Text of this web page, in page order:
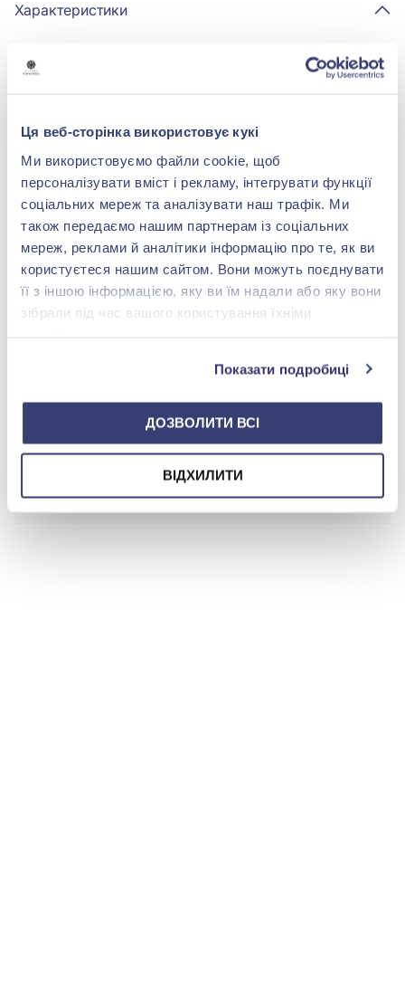
Ця веб-сторінка використовує кукі
Ми використовуємо файли cookie, щоб
персоналізувати вміст і рекламу, інтегрувати функції
соціальних мереж та аналізувати наш трафік. Ми
також передаємо нашим партнерам із соціальних
мереж, реклами й аналітики інформацію про те, як ви
користуєтеся нашим сайтом. Вони можуть поєднувати
її з іншою інформацією, яку ви їм надали або яку вони
зібрали під час вашого користування їхніми
Показати подробиці
ДОЗВОЛИТИ ВСІ
ВІДХИЛИТИ
Характеристики
Вставка: фианит/куб.цирконий
Покрытия:
Вес:
БРЕНДОВАЯ УПАКОВКА
shop@zolotakoroleva.ua
0 800 501 276